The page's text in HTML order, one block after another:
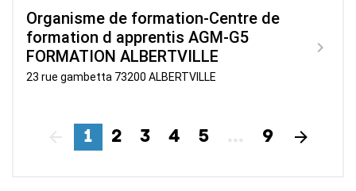
Organisme de formation-Centre de
formation d apprentis AGM-G5
FORMATION ALBERTVILLE
23 rue gambetta 73200 ALBERTVILLE
Précédent
1 2 3 4 5 ... 9